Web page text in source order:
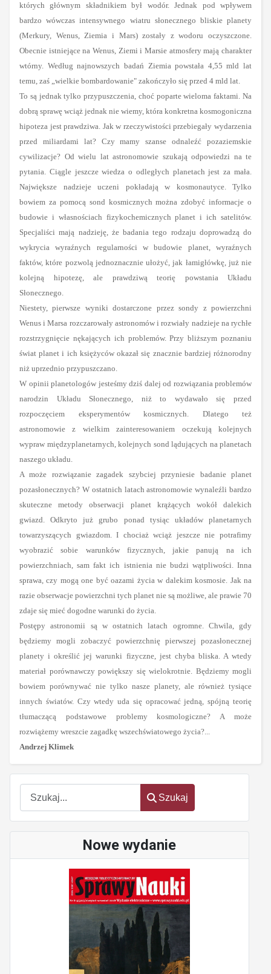
Szukaj
Szukaj
Nowe wydanie
których głównym składnikiem był wodór. Jednak pod wpływem
bardzo wówczas intensywnego wiatru słonecznego bliskie planety
(Merkury, Wenus, Ziemia i Mars) zostały z wodoru oczyszczone.
Obecnie istniejące na Wenus, Ziemi i Marsie atmosfery mają charakter
wtórny. Według najnowszych badań Ziemia powstała 4,55 mld lat
temu, zaś „wielkie bombardowanie" zakończyło się przed 4 mld lat.
To są jednak tylko przypuszczenia, choć poparte wieloma faktami. Na
dobrą sprawę wciąż jednak nie wiemy, która konkretna kosmogoniczna
hipoteza jest prawdziwa. Jak w rzeczywistości przebiegały wydarzenia
przed miliardami lat? Czy mamy szanse odnaleźć pozaziemskie
cywilizacje? Od wielu lat astronomowie szukają odpowiedzi na te
pytania. Ciągle jeszcze wiedza o odległych planetach jest za mała.
Największe nadzieje uczeni pokładają w kosmonautyce. Tylko
bowiem za pomocą sond kosmicznych można zdobyć informacje o
budowie i własnościach fizykochemicznych planet i ich satelitów.
Specjaliści mają nadzieję, że badania tego rodzaju doprowadzą do
wykrycia wyraźnych regularności w budowie planet, wyraźnych
faktów, które pozwolą jednoznacznie ułożyć, jak łamigłówkę, już nie
kolejną hipotezę, ale prawdziwą teorię powstania Układu
Słonecznego.
Niestety, pierwsze wyniki dostarczone przez sondy z powierzchni
Wenus i Marsa rozczarowały astronomów i rozwiały nadzieje na rychłe
rozstrzygnięcie nękających ich problemów. Przy bliższym poznaniu
świat planet i ich księżyców okazał się znacznie bardziej różnorodny
niż uprzednio przypuszczano.
W opinii planetologów jesteśmy dziś dalej od rozwiązania problemów
narodzin Układu Słonecznego, niż to wydawało się przed
rozpoczęciem eksperymentów kosmicznych. Dlatego też
astronomowie z wielkim zainteresowaniem oczekują kolejnych
wypraw międzyplanetarnych, kolejnych sond lądujących na planetach
naszego układu.
A może rozwiązanie zagadek szybciej przyniesie badanie planet
pozasłonecznych? W ostatnich latach astronomowie wynaleźli bardzo
skuteczne metody obserwacji planet krążących wokół dalekich
gwiazd. Odkryto już grubo ponad tysiąc układów planetarnych
towarzyszących gwiazdom. I chociaż wciąż jeszcze nie potrafimy
wyobrazić sobie warunków fizycznych, jakie panują na ich
powierzchniach, sam fakt ich istnienia nie budzi wątpliwości. Inna
sprawa, czy mogą one być oazami życia w dalekim kosmosie. Jak na
razie obserwacje powierzchni tych planet nie są możliwe, ale prawie 70
zdaje się mieć dogodne warunki do życia.
Postępy astronomii są w ostatnich latach ogromne. Chwila, gdy
będziemy mogli zobaczyć powierzchnię pierwszej pozasłonecznej
planety i określić jej warunki fizyczne, jest chyba bliska. A wtedy
materiał porównawczy powiększy się wielokrotnie. Będziemy mogli
bowiem porównywać nie tylko nasze planety, ale również tysiące
innych światów. Czy wtedy uda się opracować jedną, spójną teorię
tłumaczącą podstawowe problemy kosmologiczne? A może
rozwiążemy wreszcie zagadkę wszechświatowego życia?...
Andrzej Klimek